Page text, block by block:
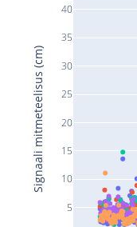
5
10
15
20
25
30
35
40
Signaali mitmeteelisus (cm)